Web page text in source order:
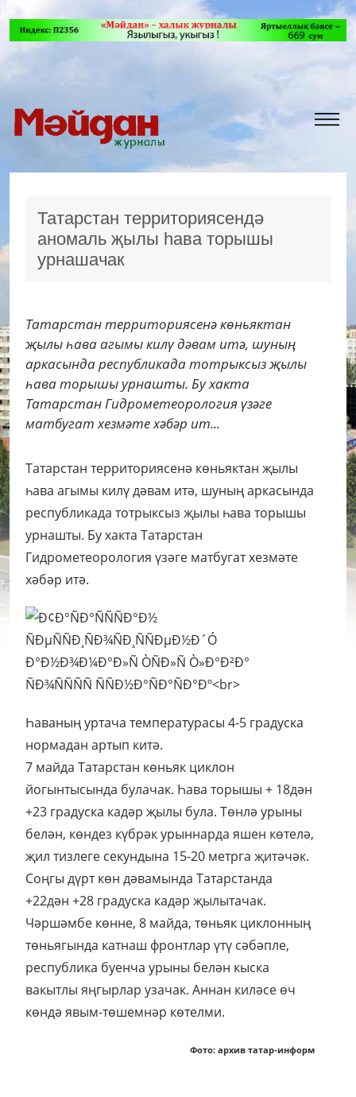
Татарстан территориясендә
аномаль җылы һава торышы
урнашачак
Татарстан территориясенә көньяктан
җылы һава агымы килү дәвам итә, шуның
аркасында республикада тотрыксыз җылы
һава торышы урнашты. Бу хакта
Татарстан Гидрометеорология үзәге
матбугат хезмәте хәбәр ит...
Татарстан территориясенә көньяктан җылы
һава агымы килү дәвам итә, шуның аркасында
республикада тотрыксыз җылы һава торышы
урнашты. Бу хакта Татарстан
Гидрометеорология үзәге матбугат хезмәте
хәбәр итә.
Һаваның уртача температурасы 4-5 градуска
нормадан артып китә.
7 майда Татарстан көньяк циклон
йогынтысында булачак. Һава торышы + 18дән
+23 градуска кадәр җылы була. Төнлә урыны
белән, көндез күбрәк урыннарда яшен көтелә,
җил тизлеге секундына 15-20 метрга җитәчәк.
Соңгы дүрт көн дәвамында Татарстанда
+22дән +28 градуска кадәр җылытачак.
Чәршәмбе көнне, 8 майда, төньяк циклонның
төньягында катнаш фронтлар үтү сәбәпле,
республика буенча урыны белән кыска
вакытлы яңгырлар узачак. Аннан киләсе өч
көндә явым-төшемнәр көтелми.
Фото: архив татар-информ